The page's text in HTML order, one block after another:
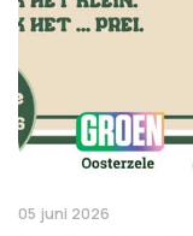
05 juni 2026